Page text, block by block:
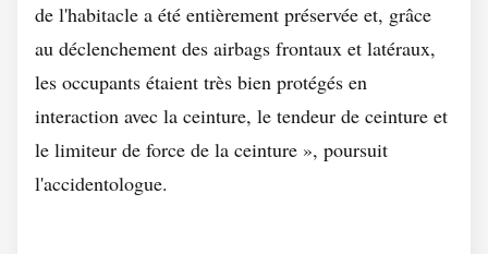
de l'habitacle a été entièrement préservée et, grâce
au déclenchement des airbags frontaux et latéraux,
les occupants étaient très bien protégés en
interaction avec la ceinture, le tendeur de ceinture et
le limiteur de force de la ceinture », poursuit
l'accidentologue.